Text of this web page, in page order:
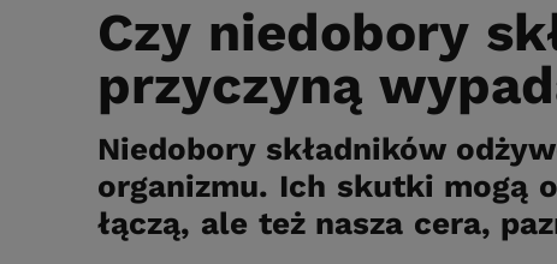
Czy niedobory
przyczyną
Niedobory składników
organizmu. Ich skutki mogą
łączą, ale też nasza cera,